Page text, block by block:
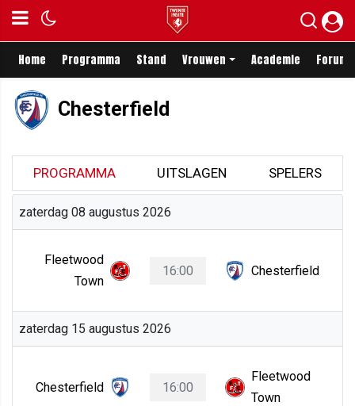
Home Programma Stand Vrouwen Academie Forum
Chesterfield
PROGRAMMA UITSLAGEN SPELERS
zaterdag 08 augustus 2026
Fleetwood
Town
16:00 Chesterfield
zaterdag 15 augustus 2026
Chesterfield 16:00
Fleetwood
Town